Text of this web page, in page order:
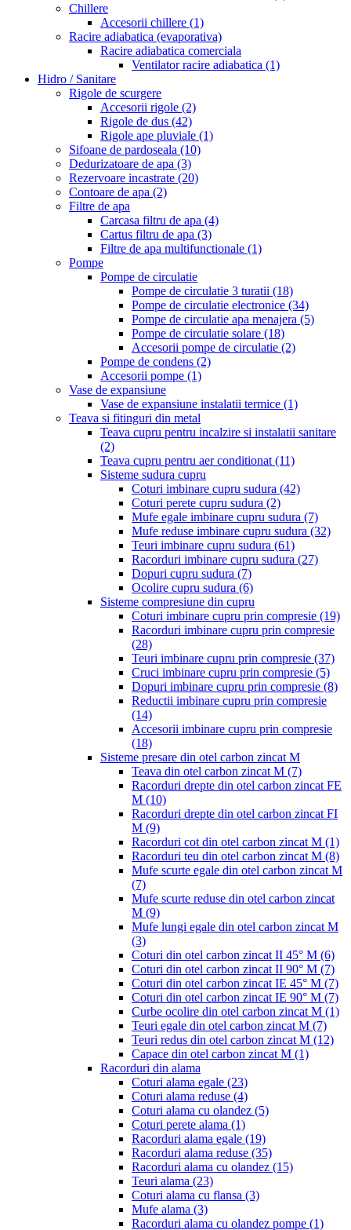
Chillere
Accesorii chillere (1)
Racire adiabatica (evaporativa)
Racire adiabatica comerciala
Ventilator racire adiabatica (1)
Hidro / Sanitare
Rigole de scurgere
Accesorii rigole (2)
Rigole de dus (42)
Rigole ape pluviale (1)
Sifoane de pardoseala (10)
Dedurizatoare de apa (3)
Rezervoare incastrate (20)
Contoare de apa (2)
Filtre de apa
Carcasa filtru de apa (4)
Cartus filtru de apa (3)
Filtre de apa multifunctionale (1)
Pompe
Pompe de circulatie
Pompe de circulatie 3 turatii (18)
Pompe de circulatie electronice (34)
Pompe de circulatie apa menajera (5)
Pompe de circulatie solare (18)
Accesorii pompe de circulatie (2)
Pompe de condens (2)
Accesorii pompe (1)
Vase de expansiune
Vase de expansiune instalatii termice (1)
Teava si fitinguri din metal
Teava cupru pentru incalzire si instalatii sanitare
(2)
Teava cupru pentru aer conditionat (11)
Sisteme sudura cupru
Coturi imbinare cupru sudura (42)
Coturi perete cupru sudura (2)
Mufe egale imbinare cupru sudura (7)
Mufe reduse imbinare cupru sudura (32)
Teuri imbinare cupru sudura (61)
Racorduri imbinare cupru sudura (27)
Dopuri cupru sudura (7)
Ocolire cupru sudura (6)
Sisteme compresiune din cupru
Coturi imbinare cupru prin compresie (19)
Racorduri imbinare cupru prin compresie
(28)
Teuri imbinare cupru prin compresie (37)
Cruci imbinare cupru prin compresie (5)
Dopuri imbinare cupru prin compresie (8)
Reductii imbinare cupru prin compresie
(14)
Accesorii imbinare cupru prin compresie
(18)
Sisteme presare din otel carbon zincat M
Teava din otel carbon zincat M (7)
Racorduri drepte din otel carbon zincat FE
M (10)
Racorduri drepte din otel carbon zincat FI
M (9)
Racorduri cot din otel carbon zincat M (1)
Racorduri teu din otel carbon zincat M (8)
Mufe scurte egale din otel carbon zincat M
(7)
Mufe scurte reduse din otel carbon zincat
M (9)
Mufe lungi egale din otel carbon zincat M
(3)
Coturi din otel carbon zincat II 45° M (6)
Coturi din otel carbon zincat II 90° M (7)
Coturi din otel carbon zincat IE 45° M (7)
Coturi din otel carbon zincat IE 90° M (7)
Curbe ocolire din otel carbon zincat M (1)
Teuri egale din otel carbon zincat M (7)
Teuri redus din otel carbon zincat M (12)
Capace din otel carbon zincat M (1)
Racorduri din alama
Coturi alama egale (23)
Coturi alama reduse (4)
Coturi alama cu olandez (5)
Coturi perete alama (1)
Racorduri alama egale (19)
Racorduri alama reduse (35)
Racorduri alama cu olandez (15)
Teuri alama (23)
Coturi alama cu flansa (3)
Mufe alama (3)
Racorduri alama cu olandez pompe (1)